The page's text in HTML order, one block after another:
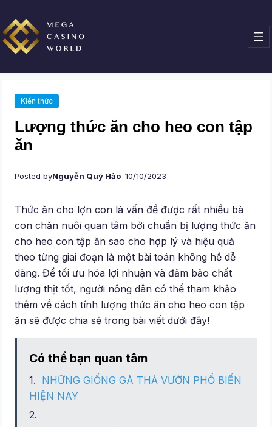
đến
phần
nội
dung
Kiến thức
Lượng thức ăn cho heo con tập
ăn
Posted byNguyễn Quý Hảo–10/10/2023
Thức ăn cho lợn con là vấn đề được rất nhiều bà
con chăn nuôi quan tâm bởi chuẩn bị lượng thức ăn
cho heo con tập ăn sao cho hợp lý và hiệu quả
theo từng giai đoạn là một bài toán không hề dễ
dàng. Để tối ưu hóa lợi nhuận và đảm bảo chất
lượng thịt tốt, người nông dân có thể tham khảo
thêm về cách tính lượng thức ăn cho heo con tập
ăn sẽ được chia sẻ trong bài viết dưới đây!
Có thể bạn quan tâm
NHỮNG GIỐNG GÀ THẢ VƯỜN PHỔ BIẾN
HIỆN NAY